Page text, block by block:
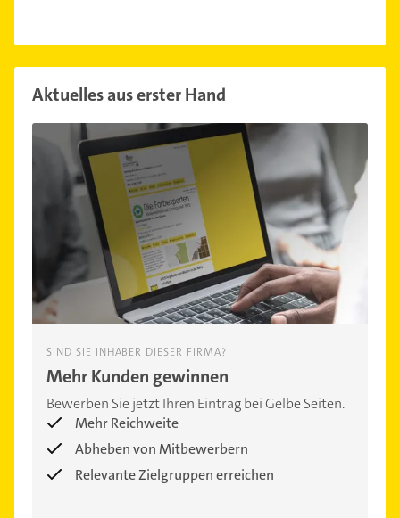
Aktuelles aus erster Hand
SIND SIE INHABER DIESER FIRMA?
Mehr Kunden gewinnen
Bewerben Sie jetzt Ihren Eintrag bei Gelbe Seiten.
Mehr Reichweite
Abheben von Mitbewerbern
Relevante Zielgruppen erreichen